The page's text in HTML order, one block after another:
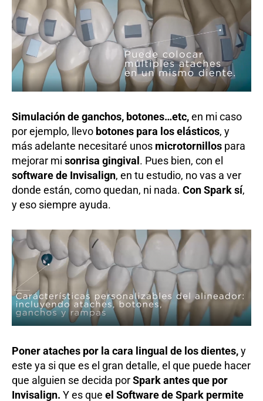
Simulación de ganchos, botones…etc,en mi caso
por ejemplo, llevo botones para los elásticos, y
más adelante necesitaré unos microtornillos para
mejorar mi sonrisa gingival. Pues bien, con el
software de Invisalign, en tu estudio, no vas a ver
donde están, como quedan, ni nada. Con Spark sí,
y eso siempre ayuda.
Poner ataches por la cara lingual de los dientes,y
este ya si que es el gran detalle, el que puede hacer
que alguien se decida porSpark antes que por
Invisalign. Y es que el Software de Spark permite